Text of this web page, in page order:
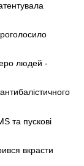
людей -
та пускові
вкрасти